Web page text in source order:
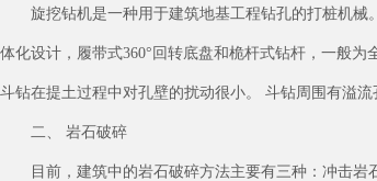
旋挖钻机是一种用于建筑地基工程钻孔的打桩机械。
体化设计，履带式360°回转底盘和桅杆式钻杆，一般
斗钻在提土过程中对孔壁的扰动很小。 斗钻周围有溢
二、 岩石破碎
目前，建筑中的岩石破碎方法主要有三种：冲击岩